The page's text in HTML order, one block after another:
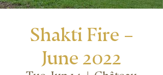
Shakti Fire –
June 2022
Tue, Jun 14
  |
Château